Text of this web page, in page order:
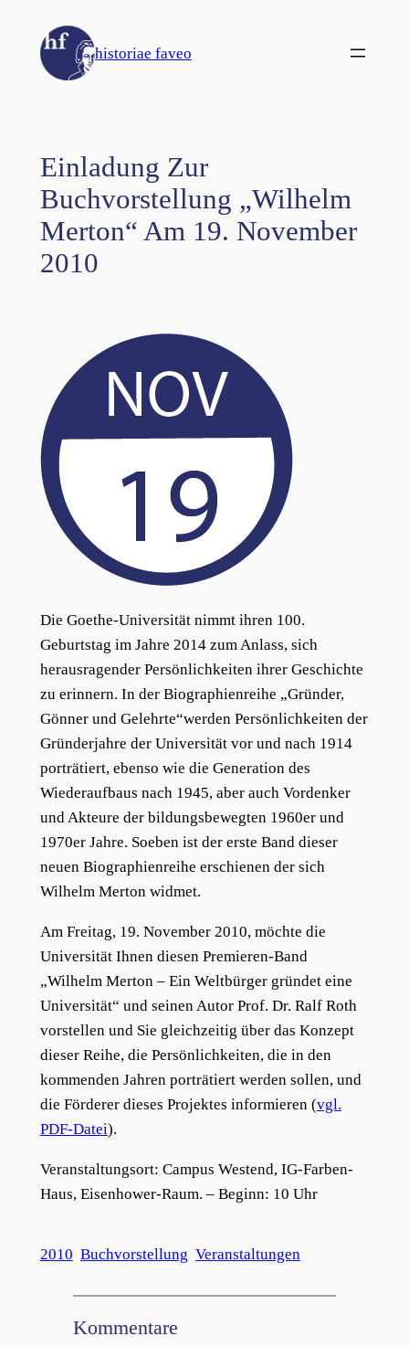
Inhalt
springen
historiae faveo
Einladung Zur
Buchvorstellung „Wilhelm
Merton“ Am 19. November
2010
Die Goethe-Universität nimmt ihren 100.
Geburtstag im Jahre 2014 zum Anlass, sich
herausragender Persönlichkeiten ihrer Geschichte
zu erinnern. In der Biographienreihe „Gründer,
Gönner und Gelehrte“werden Persönlichkeiten der
Gründerjahre der Universität vor und nach 1914
porträtiert, ebenso wie die Generation des
Wiederaufbaus nach 1945, aber auch Vordenker
und Akteure der bildungsbewegten 1960er und
1970er Jahre. Soeben ist der erste Band dieser
neuen Biographienreihe erschienen der sich
Wilhelm Merton widmet.
Am Freitag, 19. November 2010, möchte die
Universität Ihnen diesen Premieren-Band
„Wilhelm Merton – Ein Weltbürger gründet eine
Universität“ und seinen Autor Prof. Dr. Ralf Roth
vorstellen und Sie gleichzeitig über das Konzept
dieser Reihe, die Persönlichkeiten, die in den
kommenden Jahren porträtiert werden sollen, und
die Förderer dieses Projektes informieren (vgl.
PDF-Datei).
Veranstaltungsort: Campus Westend, IG-Farben-
Haus, Eisenhower-Raum. – Beginn: 10 Uhr
2010 Buchvorstellung Veranstaltungen
Kommentare